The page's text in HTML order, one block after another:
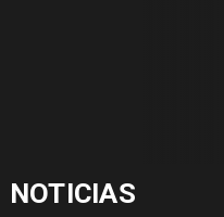
NOTICIAS